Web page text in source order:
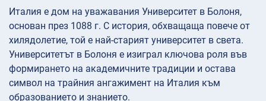
Италия е дом на уважавания Университет в Болоня,
основан през 1088 г. С история, обхващаща повече от
хилядолетие, той е най-старият университет в света.
Университетът в Болоня е изиграл ключова роля във
формирането на академичните традиции и остава
символ на трайния ангажимент на Италия към
образованието и знанието.